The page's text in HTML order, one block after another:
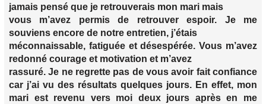
jamais pensé que je retrouverais mon mari mais
vous m’avez permis de retrouver espoir. Je me
souviens encore de notre entretien, j’étais
méconnaissable, fatiguée et désespérée. Vous m’avez
redonné courage et motivation et m’avez
rassuré. Je ne regrette pas de vous avoir fait confiance
car j’ai vu des résultats quelques jours. En effet, mon
mari est revenu vers moi deux jours après en me